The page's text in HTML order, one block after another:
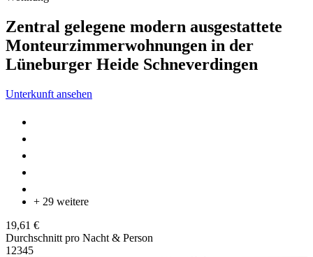
Zentral gelegene modern ausgestattete
Monteurzimmerwohnungen in der
Lüneburger Heide Schneverdingen
Unterkunft ansehen
+ 29 weitere
19,61 €
Durchschnitt pro Nacht & Person
1 2345